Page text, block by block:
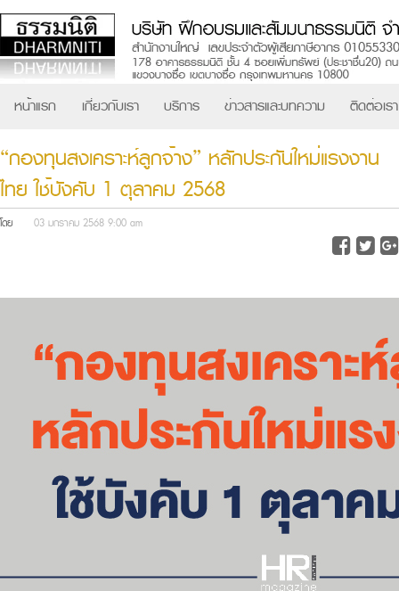
หน้าแรก เกี่ยวกับเรา บริการ ข่าวสารและบทความ ติดต่อเรา
“กองทุนสงเคราะห์ลูกจ้าง” หลักประกันใหม่แรงงาน
ไทย ใช้บังคับ 1 ตุลาคม 2568
โดย 03 มกราคม 2568 9:00 am